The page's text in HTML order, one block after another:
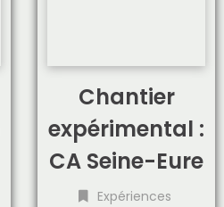
Chantier
expérimental :
CA Seine-Eure
Expériences